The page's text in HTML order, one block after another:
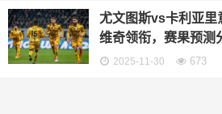
尤文图斯vs卡利亚里
维奇领衔，赛果预测
2025-11-30 673